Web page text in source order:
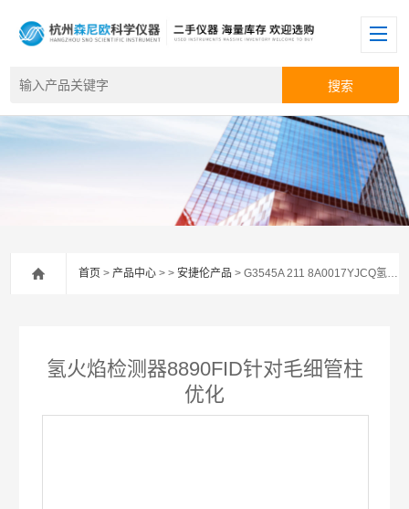
首页 >产品中心 > >安捷伦产品 > G3545A 211 8A0017YJCQ氢火焰检测器8890FID针对毛细管柱优化
氢火焰检测器8890FID针对毛细管柱
优化